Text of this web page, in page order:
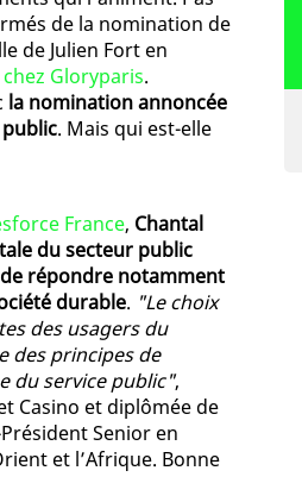
de la nomination de
de Julien Fort en
chez Gloryparis.
la nomination annoncée
. Mais qui est-elle
France, Chantal
du secteur public
répondre notamment
durable. "Le choix
des usagers du
des principes de
du service public",
Casino et diplômée de
Senior en
et l’Afrique. Bonne